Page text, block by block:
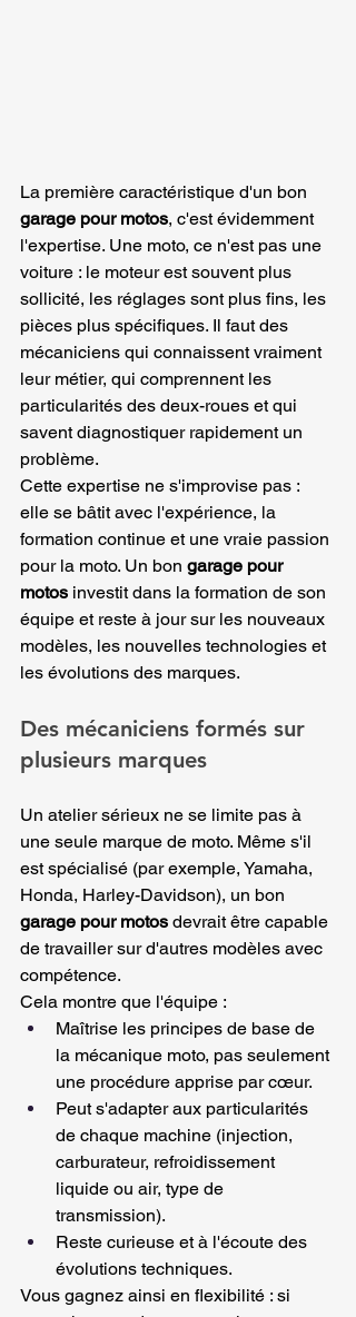
La première caractéristique d'un bon
garage pour motos, c'est évidemment
l'expertise. Une moto, ce n'est pas une
voiture : le moteur est souvent plus
sollicité, les réglages sont plus fins, les
pièces plus spécifiques. Il faut des
mécaniciens qui connaissent vraiment
leur métier, qui comprennent les
particularités des deux-roues et qui
savent diagnostiquer rapidement un
problème.
Cette expertise ne s'improvise pas :
elle se bâtit avec l'expérience, la
formation continue et une vraie passion
pour la moto. Un bon garage pour
motos investit dans la formation de son
équipe et reste à jour sur les nouveaux
modèles, les nouvelles technologies et
les évolutions des marques.
Des mécaniciens formés sur
plusieurs marques
Un atelier sérieux ne se limite pas à
une seule marque de moto. Même s'il
est spécialisé (par exemple, Yamaha,
Honda, Harley-Davidson), un bon
garage pour motos devrait être capable
de travailler sur d'autres modèles avec
compétence.
Cela montre que l'équipe :
Maîtrise les principes de base de
la mécanique moto, pas seulement
une procédure apprise par cœur.
Peut s'adapter aux particularités
de chaque machine (injection,
carburateur, refroidissement
liquide ou air, type de
transmission).
Reste curieuse et à l'écoute des
évolutions techniques.
Vous gagnez ainsi en flexibilité : si